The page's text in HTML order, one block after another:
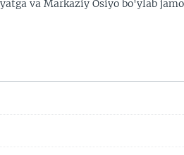
va Markaziy Osiyo bo'ylab